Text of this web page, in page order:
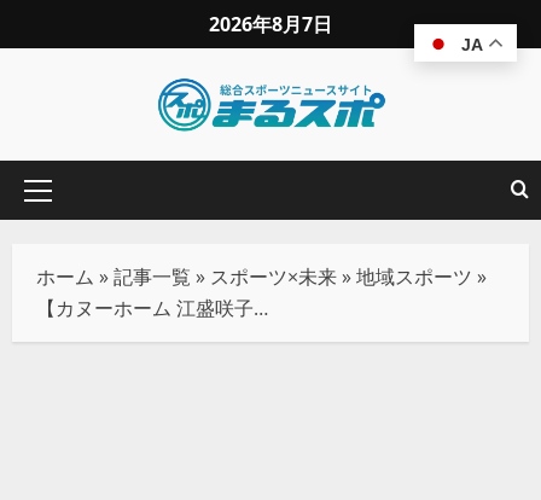
2026年8月7日
ホーム »記事一覧 » スポーツ×未来»地域スポーツ »
【カヌーホーム 江盛咲子】第3回オンラインエルゴ選手権大会！
JA